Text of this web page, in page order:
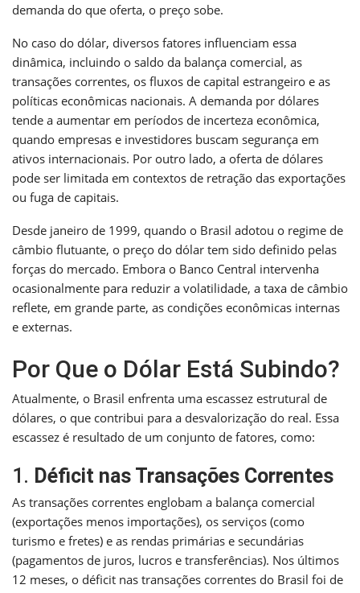
demanda do que oferta, o preço sobe.
No caso do dólar, diversos fatores influenciam essa
dinâmica, incluindo o saldo da balança comercial, as
transações correntes, os fluxos de capital estrangeiro e as
políticas econômicas nacionais. A demanda por dólares
tende a aumentar em períodos de incerteza econômica,
quando empresas e investidores buscam segurança em
ativos internacionais. Por outro lado, a oferta de dólares
pode ser limitada em contextos de retração das exportações
ou fuga de capitais.
Desde janeiro de 1999, quando o Brasil adotou o regime de
câmbio flutuante, o preço do dólar tem sido definido pelas
forças do mercado. Embora o Banco Central intervenha
ocasionalmente para reduzir a volatilidade, a taxa de câmbio
reflete, em grande parte, as condições econômicas internas
e externas.
Por Que o Dólar Está Subindo?
Atualmente, o Brasil enfrenta uma escassez estrutural de
dólares, o que contribui para a desvalorização do real. Essa
escassez é resultado de um conjunto de fatores, como:
1. Déficit nas Transações Correntes
As transações correntes englobam a balança comercial
(exportações menos importações), os serviços (como
turismo e fretes) e as rendas primárias e secundárias
(pagamentos de juros, lucros e transferências). Nos últimos
12 meses, o déficit nas transações correntes do Brasil foi de